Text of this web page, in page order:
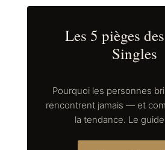
Les 5 pièges
Singles
Pourquoi les personnes
rencontrent jamais — et
la tendance. Le